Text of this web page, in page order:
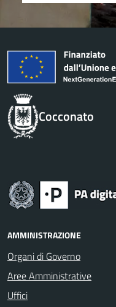
Cocconato
AMMINISTRAZIONE
Organi di Governo
Aree Amministrative
Uffici